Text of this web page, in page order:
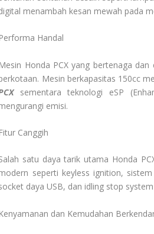
menambah kesan mewah pada
Performa Handal
Mesin Honda PCX yang bertenaga
Mesin berkapasitas 150cc
sementara teknologi eSP
emisi.
Fitur Canggih
satu daya tarik utama Honda
seperti keyless ignition,
daya USB, dan idling stop
Kenyamanan dan Kemudahan